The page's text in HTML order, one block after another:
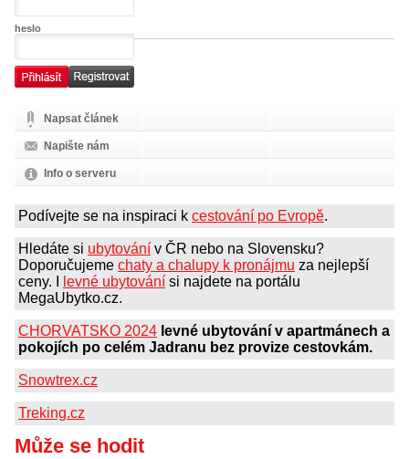
heslo
Napsat článek
Napište nám
Info o serveru
Podívejte se na inspiraci k cestování po Evropě.
Hledáte si ubytování v ČR nebo na Slovensku?
Doporučujeme chaty a chalupy k pronájmu za nejlepší
ceny. I
levné ubytování si najdete na portálu
MegaUbytko.cz.
CHORVATSKO 2024 levné ubytování v apartmánech a
pokojích po celém Jadranu bez provize cestovkám.
Snowtrex.cz
Treking.cz
Může se hodit